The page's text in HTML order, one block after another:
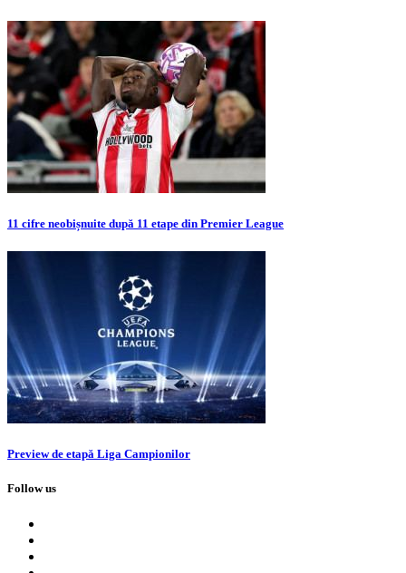
11 cifre neobișnuite după 11 etape din Premier League
Preview de etapă Liga Campionilor
Follow us